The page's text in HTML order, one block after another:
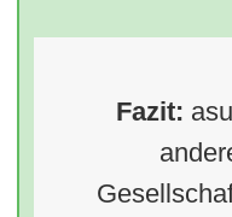
Fazit: